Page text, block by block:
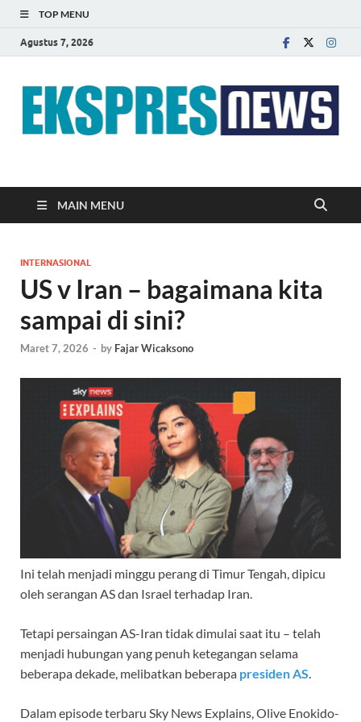
TOP MENU
Agustus 7, 2026
EKSPRES NEWS
MAIN MENU
INTERNASIONAL
US v Iran – bagaimana kita
sampai di sini?
Maret 7, 2026 - by Fajar Wicaksono
Ini telah menjadi minggu perang di Timur Tengah, dipicu
oleh serangan AS dan Israel terhadap Iran.
Tetapi persaingan AS-Iran tidak dimulai saat itu – telah
menjadi hubungan yang penuh ketegangan selama
beberapa dekade, melibatkan beberapa presiden AS.
Dalam episode terbaru Sky News Explains, Olive Enokido-